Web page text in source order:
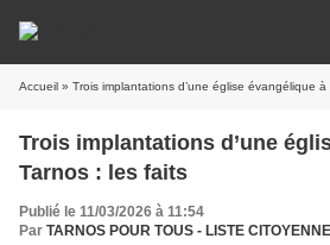
Accueil » Trois implantations d’une église évangélique à
Trois implantations d’une
Tarnos : les faits
Publié le 11/03/2026 à 11:54
Par TARNOS POUR TOUS - LISTE